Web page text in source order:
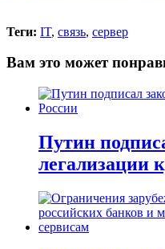
Теги: IT, связь, сервер
Вам это может
Путин
легализации